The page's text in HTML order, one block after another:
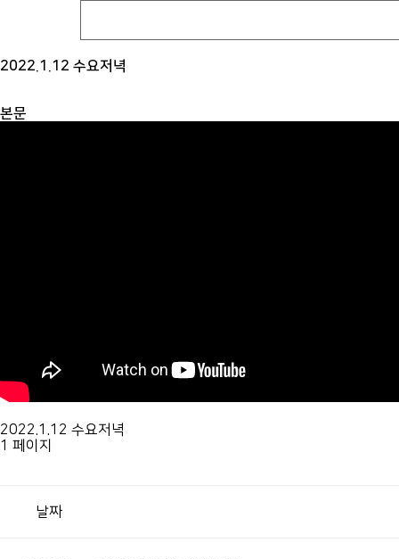
2022.1.12 수요저녁
본문
2022.1.12 수요저녁
1 페이지
날짜